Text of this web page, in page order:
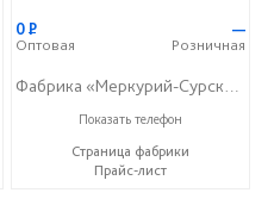
0Р
Оптовая
—
Розничная
+7 (8415) 73-05-06
Показать телефон
Страница фабрики
Прайс-лист